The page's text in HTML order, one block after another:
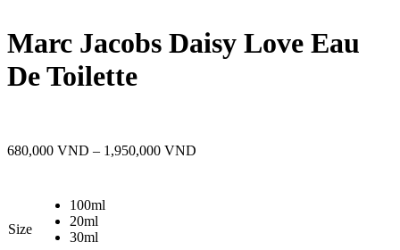
Marc Jacobs Daisy Love Eau
De Toilette
680,000 VND – 1,950,000 VND
Size
100ml
20ml
30ml